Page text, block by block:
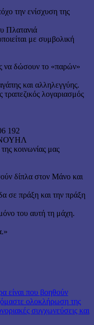
την ενίσχυση της
Πλατανιά
με συμβολική
να δώσουν το «παρών»
και αλληλεγγύης.
τραπεζικός λογαριασμός
192
κοινωνίας μας
δίπλα στον Μάνο και
σε πράξη και την πράξη
μόνο του αυτή τη μάχη.
είναι που βοηθούν
ολοκλήρωση της
συγχωνεύσεις και